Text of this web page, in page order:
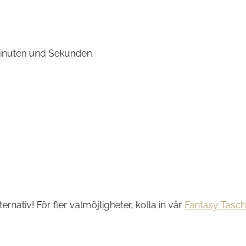
und Sekunden.
För fler valmöjligheter, kolla in vår Fantasy